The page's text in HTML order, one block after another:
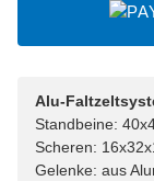
Alu-
Standbeine:
Scheren:
Gelenke: aus